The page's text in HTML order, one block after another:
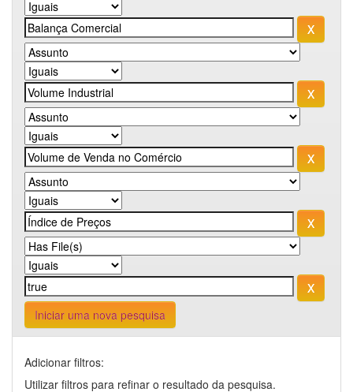
Iniciar uma nova pesquisa
Adicionar filtros:
Utilizar filtros para refinar o resultado da pesquisa.